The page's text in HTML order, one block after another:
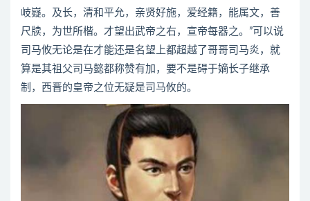
岐嶷。及长，清和平允，亲贤好施，爱经籍，能属文，善
尺牍，为世所楷。才望出武帝之右，宣帝每器之。”可以说
司马攸无论是在才能还是名望上都超越了哥哥司马炎，就
算是其祖父司马懿都称赞有加，要不是碍于嫡长子继承
制，西晋的皇帝之位无疑是司马攸的。